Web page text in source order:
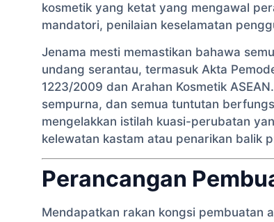
kosmetik yang ketat yang mengawal
mandatori, penilaian keselamatan
Jenama mesti memastikan bahawa
undang serantau, termasuk Akta
1223/2009 dan Arahan Kosmetik
sempurna, dan semua tuntutan
mengelakkan istilah kuasi-perubatan
kelewatan kastam atau penarikan balik
Perancangan
Mendapatkan rakan kongsi pembuatan